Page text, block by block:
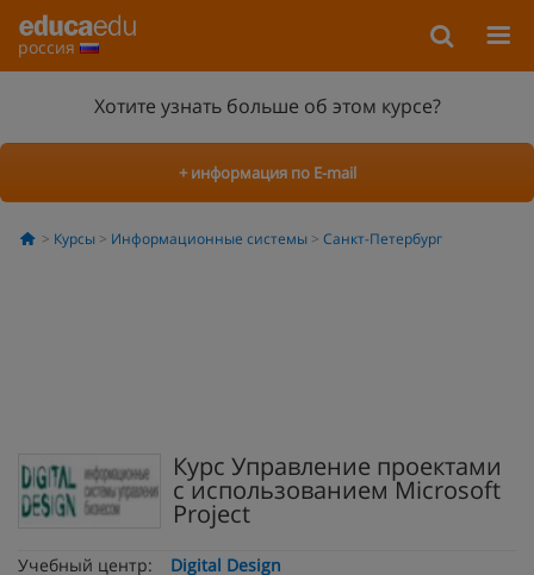
россия
Хотите узнать больше об этом курсе?
+ информация по E-mail
Курсы Информационные системы Санкт-Петербург
Курс Управление проектами
с использованием Microsoft
Project
Учебный центр:
Digital Design